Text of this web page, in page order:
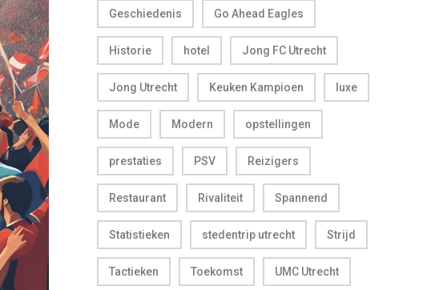
Geschiedenis Go Ahead Eagles
Historie hotel Jong FC Utrecht
Jong Utrecht Keuken Kampioen luxe
Mode Modern opstellingen
prestaties PSV Reizigers
Restaurant Rivaliteit Spannend
Statistieken stedentrip utrecht Strijd
Tactieken Toekomst UMC Utrecht